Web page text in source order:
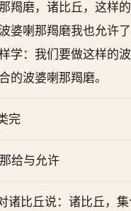
羯磨，诸比丘，这样
婆喇那羯磨我也允许
学：我们要做这样的波
的波婆喇那羯磨。
完
给与允许
诸比丘说：诸比丘，